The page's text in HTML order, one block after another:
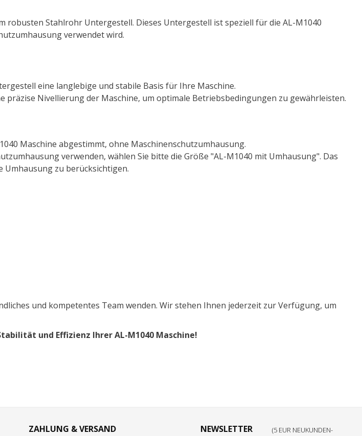
Stahlrohr Untergestell. Dieses Untergestell ist speziell für die AL-M1040
verwendet wird.
eine langlebige und stabile Basis für Ihre Maschine.
präzise Nivellierung der Maschine, um optimale Betriebsbedingungen zu gewährleisten.
Maschine abgestimmt, ohne Maschinenschutzumhausung.
verwenden, wählen Sie bitte die Größe "AL-M1040 mit Umhausung". Das
zu berücksichtigen.
und kompetentes Team wenden. Wir stehen Ihnen jederzeit zur Verfügung, um
und Effizienz Ihrer AL-M1040 Maschine!
ZAHLUNG & VERSAND
NEWSLETTER
(5 EUR NEUKUNDEN-